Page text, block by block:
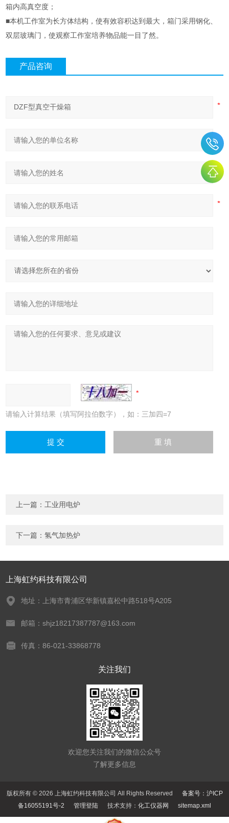
箱内高真空度；
■本机工作室为长方体结构，使有效容积达到最大，箱门采用钢化、
双层玻璃门，使观察工作室培养物品能一目了然。
产品咨询
请输入计算结果（填写阿拉伯数字），如：三加四=7
上一篇： 工业用电炉
下一篇：氢气加热炉
上海虹约科技有限公司
地址：上海市青浦区华新镇嘉松中路518号A205
邮箱：shjz18217387787@163.com
传真：86-021-33868778
关注我们
欢迎您关注我们的微信公众号
了解更多信息
版权所有 © 2026 上海虹约科技有限公司 All Rights Reserved 备案号：沪ICP
备16055191号-2
管理登陆 技术支持： 化工仪器网 sitemap.xml